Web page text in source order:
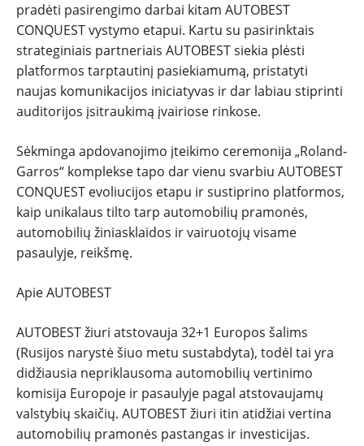
pradėti pasirengimo darbai kitam AUTOBEST
CONQUEST vystymo etapui. Kartu su pasirinktais
strateginiais partneriais AUTOBEST siekia plėsti
platformos tarptautinį pasiekiamumą, pristatyti
naujas komunikacijos iniciatyvas ir dar labiau stiprinti
auditorijos įsitraukimą įvairiose rinkose.
Sėkminga apdovanojimo įteikimo ceremonija „Roland-
Garros“ komplekse tapo dar vienu svarbiu AUTOBEST
CONQUEST evoliucijos etapu ir sustiprino platformos,
kaip unikalaus tilto tarp automobilių pramonės,
automobilių žiniasklaidos ir vairuotojų visame
pasaulyje, reikšmę.
Apie AUTOBEST
AUTOBEST žiuri atstovauja 32+1 Europos šalims
(Rusijos narystė šiuo metu sustabdyta), todėl tai yra
didžiausia nepriklausoma automobilių vertinimo
komisija Europoje ir pasaulyje pagal atstovaujamų
valstybių skaičių. AUTOBEST žiuri itin atidžiai vertina
automobilių pramonės pastangas ir investicijas.